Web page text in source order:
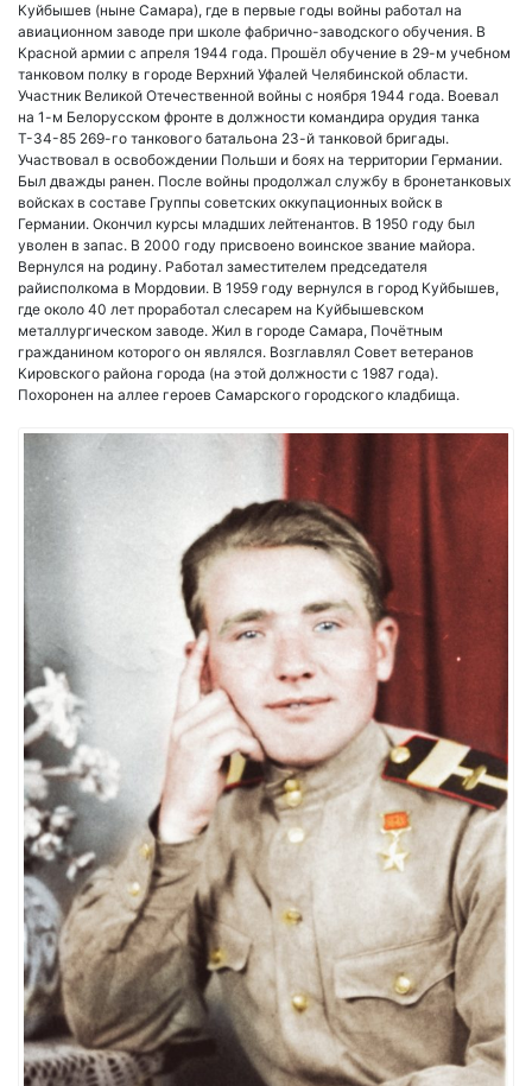
Куйбышев (ныне Самара), где в первые годы войны работал на
авиационном заводе при школе фабрично-заводского обучения. В
Красной армии с апреля 1944 года. Прошёл обучение в 29-м учебном
танковом полку в городе Верхний Уфалей Челябинской области.
Участник Великой Отечественной войны с ноября 1944 года. Воевал
на 1-м Белорусском фронте в должности командира орудия танка
Т-34-85 269-го танкового батальона 23-й танковой бригады.
Участвовал в освобождении Польши и боях на территории Германии.
Был дважды ранен. После войны продолжал службу в бронетанковых
войсках в составе Группы советских оккупационных войск в
Германии. Окончил курсы младших лейтенантов. В 1950 году был
уволен в запас. В 2000 году присвоено воинское звание майора.
Вернулся на родину. Работал заместителем председателя
райисполкома в Мордовии. В 1959 году вернулся в город Куйбышев,
где около 40 лет проработал слесарем на Куйбышевском
металлургическом заводе. Жил в городе Самара, Почётным
гражданином которого он являлся. Возглавлял Совет ветеранов
Кировского района города (на этой должности с 1987 года).
Похоронен на аллее героев Самарского городского кладбища.